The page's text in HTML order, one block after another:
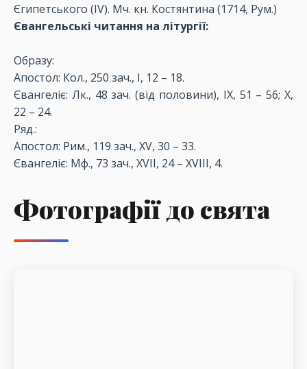
Єгипетського (ІV). Мч. кн. Костянтина (1714, Рум.)
Євангельські читання на літургії:
Образу:
Апостол: Кол., 250 зач., I, 12 – 18.
Євангеліє: Лк., 48 зач. (від половини), IX, 51 – 56; X,
22 – 24.
Ряд.:
Апостол: Рим., 119 зач., XV, 30 – 33.
Євангеліє: Мф., 73 зач., XVII, 24 – XVIII, 4.
Фотографії до свята